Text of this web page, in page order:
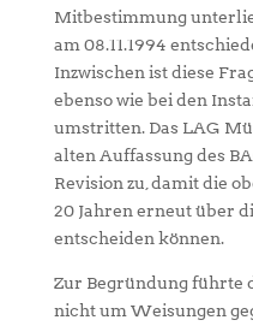
Mitbestimmung
am 08.11.1994
Inzwischen ist diese
ebenso wie bei den
umstritten. Das LAG
alten Auffassung des
Revision zu, damit die
20 Jahren erneut über
entscheiden können.
Zur Begründung führte
nicht um Weisungen